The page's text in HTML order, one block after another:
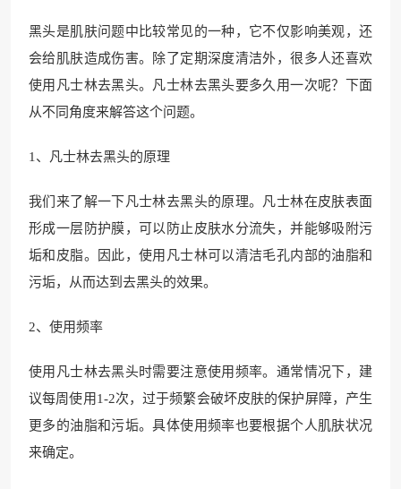
黑头是肌肤问题中比较常见的一种，它不仅影响美观，还
会给肌肤造成伤害。除了定期深度清洁外，很多人还喜欢
使用凡士林去黑头。凡士林去黑头要多久用一次呢？下面
从不同角度来解答这个问题。
1、凡士林去黑头的原理
我们来了解一下凡士林去黑头的原理。凡士林在皮肤表面
形成一层防护膜，可以防止皮肤水分流失，并能够吸附污
垢和皮脂。因此，使用凡士林可以清洁毛孔内部的油脂和
污垢，从而达到去黑头的效果。
2、使用频率
使用凡士林去黑头时需要注意使用频率。通常情况下，建
议每周使用1-2次，过于频繁会破坏皮肤的保护屏障，产生
更多的油脂和污垢。具体使用频率也要根据个人肌肤状况
来确定。